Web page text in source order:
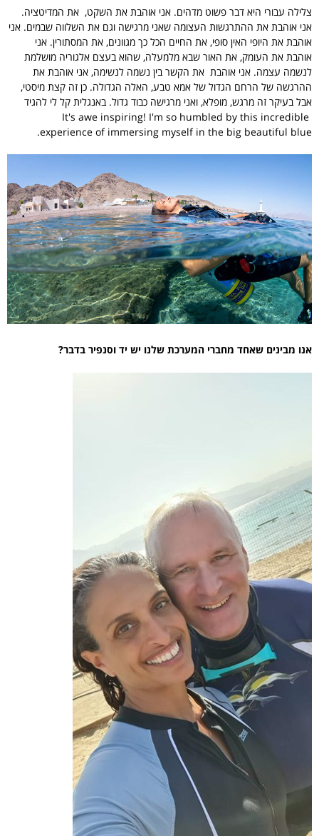
צלילה עבורי היא דבר פשוט מדהים. אני אוהבת את השקט, את המדיטציה.
אני אוהבת את ההתרגשות העצומה שאני מרגישה וגם את השלווה שבמים. אני
אוהבת את היופי האין סופי, את החיים הכל כך מגוונים, את המסתורין. אני
אוהבת את העומק, את האור שבא מלמעלה, שהוא בעצם אלגוריה מושלמת
לנשמה עצמה. אני אוהבת את הקשר בין נשמה לנשימה, אני אוהבת את
ההרגשה של הרחם הגדול של אמא טבע, האלה הגדולה. כן זה קצת מיסטי,
אבל בעיקר זה מרגש, מופלא, ואני מרגישה כבוד גדול. באנגלית קל לי להגיד
It's awe inspiring! I'm so humbled by this incredible
experience of immersing myself in the big beautiful blue.
אנו מבינים שאחד מחברי המערכת שלנו יש יד וסנפיר בדבר?